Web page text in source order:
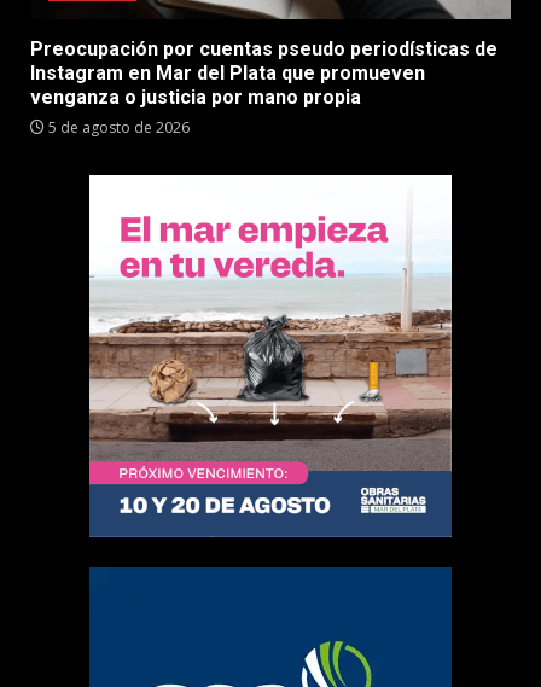
Preocupación por cuentas pseudo periodísticas de
Instagram en Mar del Plata que promueven
venganza o justicia por mano propia
5 de agosto de 2026